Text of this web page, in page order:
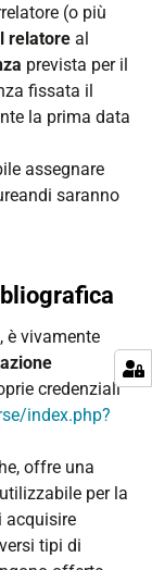
(o più
relatore al
prevista per il
fissata il
la prima data
assegnare
saranno
è vivamente
credenziali
index.php?
offre una
per la
acquisire
tipi di